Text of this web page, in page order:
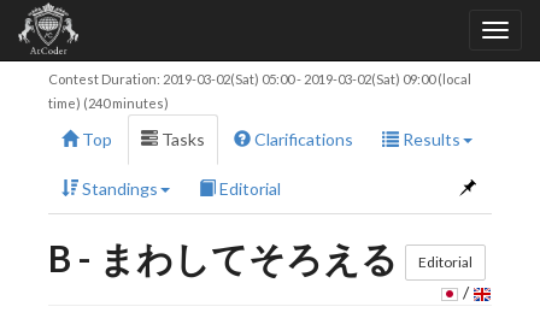
Contest Duration: 2019-03-02(Sat) 05:00- 2019-03-02(Sat) 09:00(local
time) (240 minutes)
Top Tasks Clarifications Results
Standings Editorial
B - まわしてそろえる Editorial
/